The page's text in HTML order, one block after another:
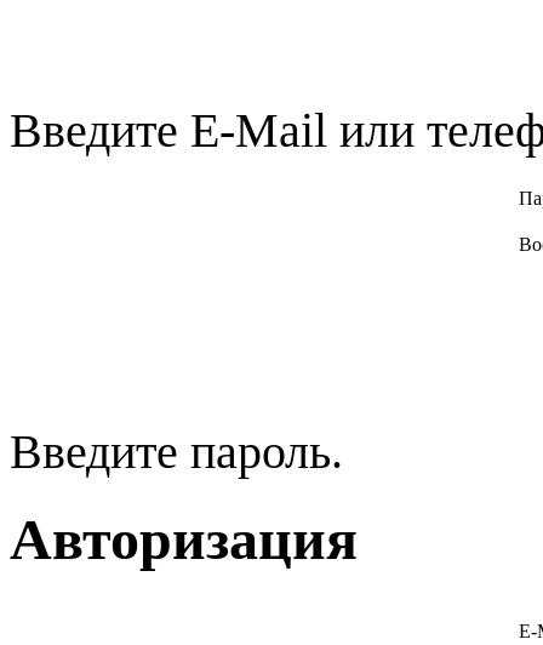
Введите E-Mail или
Введите пароль.
Авторизация
E-